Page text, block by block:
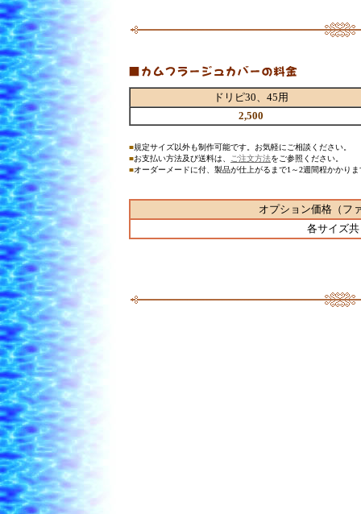
オプション価格（フ
各サイズ共
ドリピ30、45用
2,500
■規定サイズ以外も制作可能です。お気軽にご相談ください。
■お支払い方法及び送料は、 ご注文方法をご参照ください。
■オーダーメードに付、製品が仕上がるまで1～2週間程かかり